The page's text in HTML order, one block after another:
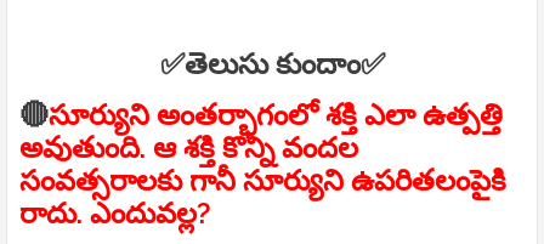
✅తెలుసు కుందాం✅
🔴సూర్యుని అంతర్భాగంలో శక్తి ఎలా ఉత్పత్తి
అవుతుంది. ఆ శక్తి కొన్ని వందల
సంవత్సరాలకు గానీ సూర్యుని ఉపరితలంపైకి
రాదు. ఎందువల్ల?